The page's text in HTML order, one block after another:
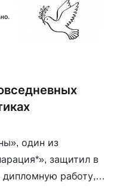
один из
защитил в
работу,